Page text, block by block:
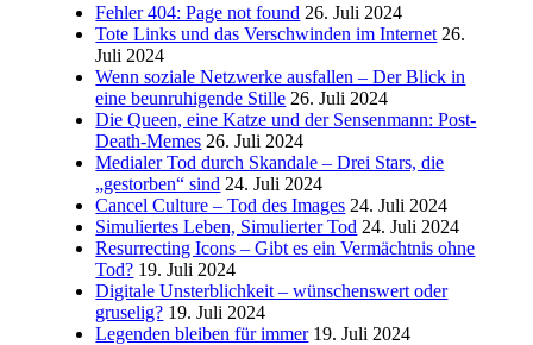
Fehler 404: Page not found 26. Juli 2024
Tote Links und das Verschwinden im Internet 26.
Juli 2024
Wenn soziale Netzwerke ausfallen – Der Blick in
eine beunruhigende Stille 26. Juli 2024
Die Queen, eine Katze und der Sensenmann: Post-
Death-Memes 26. Juli 2024
Medialer Tod durch Skandale – Drei Stars, die
„gestorben“ sind 24. Juli 2024
Cancel Culture – Tod des Images 24. Juli 2024
Simuliertes Leben, Simulierter Tod 24. Juli 2024
Resurrecting Icons – Gibt es ein Vermächtnis ohne
Tod? 19. Juli 2024
Digitale Unsterblichkeit – wünschenswert oder
gruselig? 19. Juli 2024
Legenden bleiben für immer 19. Juli 2024